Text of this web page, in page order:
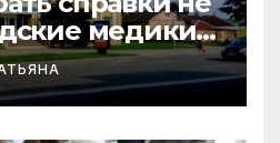
миф перед 1